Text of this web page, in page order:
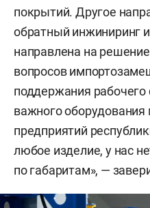
покрытий. Другое
обратный инжиниринг
направлена на
вопросов
поддержания рабочего
важного
предприятий
любое изделие, у нас
по габаритам», —